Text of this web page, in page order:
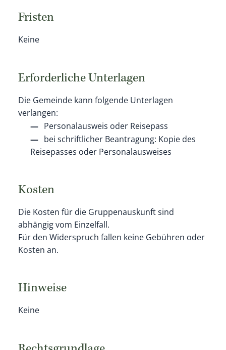
Fristen
Keine
Erforderliche Unterlagen
Die Gemeinde kann folgende Unterlagen
verlangen:
Personalausweis oder Reisepass
bei schriftlicher Beantragung: Kopie des
Reisepasses oder Personalausweises
Kosten
Die Kosten für die Gruppenauskunft sind
abhängig vom Einzelfall.
Für den Widerspruch fallen keine Gebühren oder
Kosten an.
Hinweise
Keine